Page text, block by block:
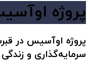
پروژه
پروژه اوآسیس در
سرمایه‌گذاری و